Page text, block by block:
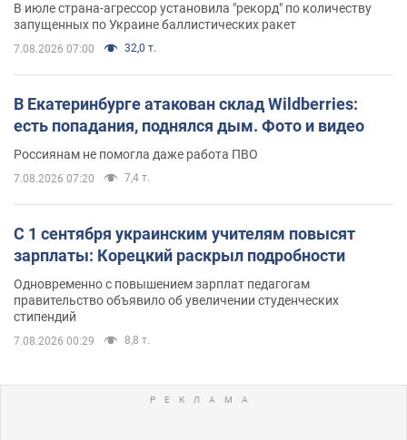
В июле страна-агрессор установила "рекорд" по количеству
запущенных по Украине баллистических ракет
7.08.2026 07:00 32,0 т.
В Екатеринбурге атакован склад Wildberries:
есть попадания, поднялся дым. Фото и видео
Россиянам не помогла даже работа ПВО
7.08.2026 07:20 7,4 т.
С 1 сентября украинским учителям повысят
зарплаты: Корецкий раскрыл подробности
Одновременно с повышением зарплат педагогам
правительство объявило об увеличении студенческих
стипендий
7.08.2026 00:29 8,8 т.